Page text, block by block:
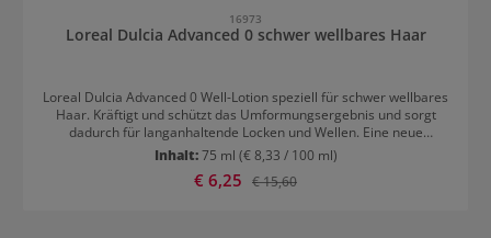
16973
Loreal Dulcia Advanced 0 schwer wellbares Haar
Loreal Dulcia Advanced 0 Well-Lotion speziell für schwer wellbares
Haar. Kräftigt und schützt das Umformungsergebnis und sorgt
dadurch für langanhaltende Locken und Wellen. Eine neue
Hochleistungsformel mit Ionen G und einem Schutzschild hilft
gegen den Feuchtigkeitsverlust. Resultat: Kräftige und voluminöse
Locken, Schutz gegen Feuchtigkeitsverlust. Anwendung von Loreal
Inhalt:75 ml (€ 8,33 / 100 ml)
Verkaufspreis:
€ 6,25 Regulärer Preis:
€ 15,60